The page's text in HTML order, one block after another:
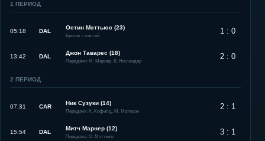
1 ПЕРИОД
05:18 DAL
Остин Мэттьюс (23)
Бросок с кистей 1 : 0
13:42 DAL
Джон Таварес (18)
Передачи: М. Марнер, В. Нюландер 2 : 0
2 ПЕРИОД
07:31 CAR
Ник Сузуки (14)
Передачи: К. Кофилд, М. Матесон 2 : 1
15:54 DAL
Митч Марнер (12)
Передача: О. Мэттьюс 3 : 1